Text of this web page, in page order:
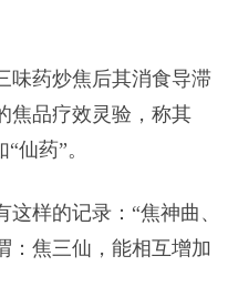
味药炒焦后其消食导滞
焦品疗效灵验，称其
仙药”。
样的记录：“焦神曲、
：焦三仙，能相互增加